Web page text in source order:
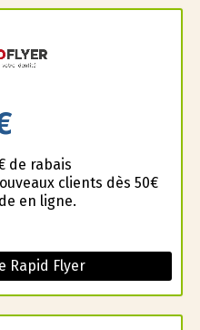
de rabais
clients dès 50€
en ligne.
Rapid Flyer